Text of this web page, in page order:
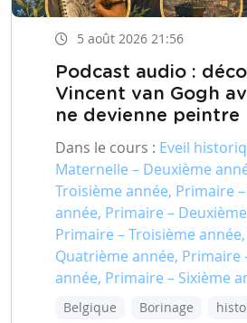
5 août 2026 21:56
Podcast audio :
Vincent van Gogh
ne devienne peintre
Dans le cours : Eveil
Maternelle – Deuxième
Troisième année, Primaire
année, Primaire –
Primaire – Troisième
Quatrième année, Primaire
année, Primaire – Sixième
Belgique Borinage